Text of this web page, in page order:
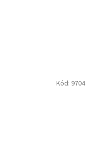
Kód: 9704